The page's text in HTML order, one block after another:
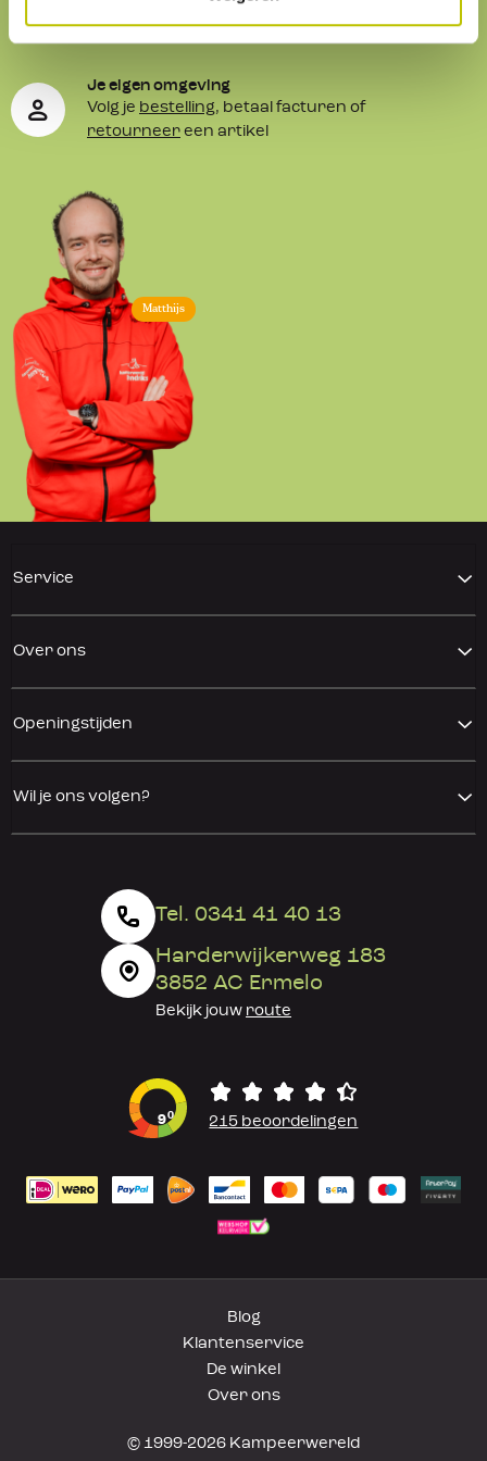
Matthijs
We helpen je graag. Onze
altijd bereikbaar.
Je eigen omgeving
Volg je bestelling, betaal facturen of
retourneer een artikel
Service
Over ons
Openingstijden
Wil je ons volgen?
Tel. 0341 41 40 13
Harderwijkerweg 183
3852 AC Ermelo
Bekijk jouw route
90 215 beoordelingen
Blog
Klantenservice
De winkel
Over ons
© 1999-2026 Kampeerwereld